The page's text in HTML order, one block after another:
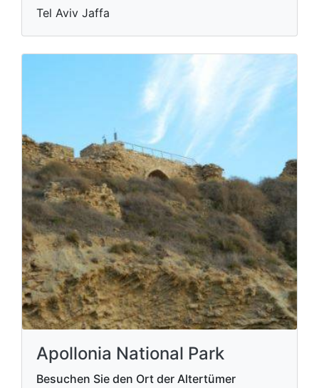
Tel Aviv Jaffa
Apollonia National Park
Besuchen Sie den Ort der Altertümer